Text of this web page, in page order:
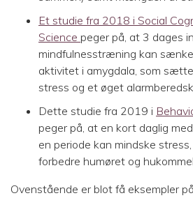
Et studie fra 2018 i Social
Science peger på, at 3 dages
mindfulnesstræning kan
aktivitet i amygdala, som
stress og et øget
Dette studie fra 2019 i
peger på, at en kort daglig
en periode kan mindske
forbedre humøret og
Ovenstående er blot få eksempler